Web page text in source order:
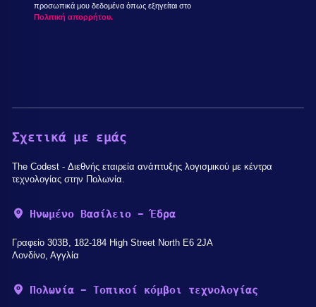
προσωπικά μου δεδομένα όπως εξηγείται στο
Πολιτική απορρήτου.
Σχετικά με εμάς
The Codest - Διεθνής εταιρεία ανάπτυξης λογισμικού με κέντρα
τεχνολογίας στην Πολωνία.
Ηνωμένο Βασίλειο - Έδρα
Γραφείο 303B, 182-184 High Street North E6 2JA
Λονδίνο, Αγγλία
Πολωνία - Τοπικοί κόμβοι τεχνολογίας